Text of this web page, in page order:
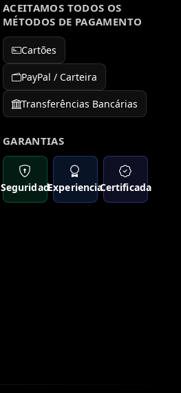
ACEITAMOS TODOS OS
MÉTODOS DE PAGAMENTO
Cartões
PayPal / Carteira
Transferências Bancárias
GARANTIAS
SeguridadExperienciaCertificada